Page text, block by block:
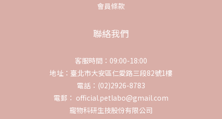
會員條款
聯絡我們
客服時間：09:00-18:00
地址：臺北市大安區仁愛路三段82號1樓
電話：(02)2926-8783
電郵： official.petlabo@gmail.com
寵物科研生技股份有限公司